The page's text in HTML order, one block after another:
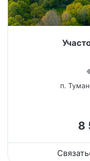
п.
8